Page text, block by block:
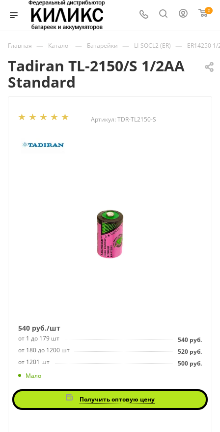
0
Главная — Каталог — Батарейки — LI-SOCL2 (ER) — ER14250 1/
Tadiran TL-2150/S 1/2AA
Standard
Артикул: TDR-TL2150-S
540 руб./шт
от 1 до 179 шт 540 руб.
от 180 до 1200 шт
520 руб.
от 1201 шт
500 руб.
Мало
Получить оптовую цену